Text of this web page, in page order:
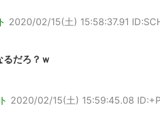
2020/02/15(土) 15:58:37.91
だろ？ｗ
2020/02/15(土) 15:59:45.08